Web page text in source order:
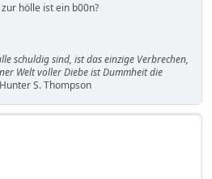
hölle ist ein b00n?
schuldig sind, ist das einzige Verbrechen,
Welt voller Diebe ist Dummheit die
Hunter S. Thompson